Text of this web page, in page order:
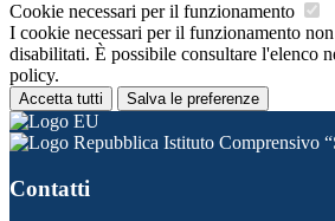
Cookie necessari per il funzionamento
I cookie necessari per il funzionamento non
disabilitati. È possibile consultare l'elenco
policy.
Accetta tutti Salva le preferenze
Istituto Comprensivo
Contatti